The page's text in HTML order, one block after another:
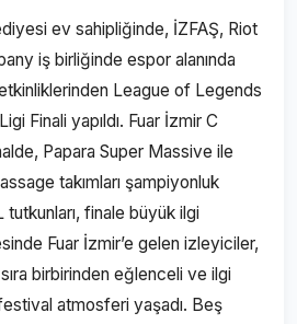
ev sahipliğinde, İZFAŞ, Riot
iş birliğinde espor alanında
League of Legends
Finali yapıldı. Fuar İzmir C
Papara Super Massive ile
takımları şampiyonluk
finale büyük ilgi
Fuar İzmir’e gelen izleyiciler,
sıra birbirinden eğlenceli ve ilgi
atmosferi yaşadı. Beş